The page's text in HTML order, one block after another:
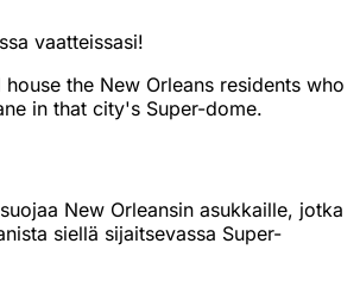
vaatteissasi!
the New Orleans residents who
in that city's Super-dome.
New Orleansin asukkaille, jotka
siellä sijaitsevassa Super-